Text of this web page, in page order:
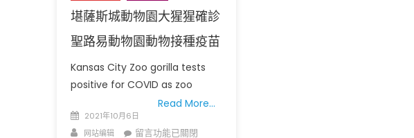
必
須
接
疫
苗〉
堪薩斯城動物園大猩猩確診
聖路易動物園動物接種疫苗
Kansas City Zoo gorilla tests
positive for COVID as zoo
Read More…
Posted
on
2021年10月6日
Author
网站编辑 在
留言功能已關閉